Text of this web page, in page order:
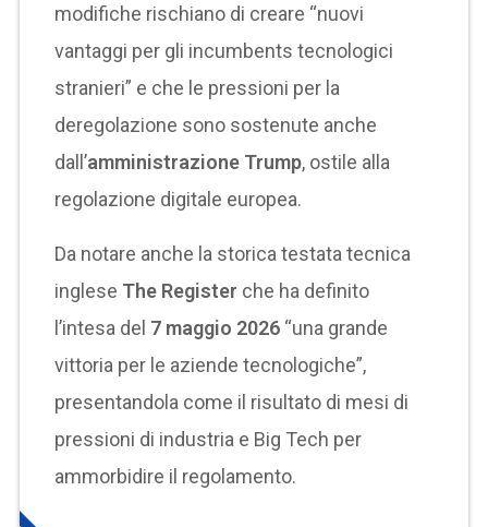
modifiche rischiano di creare “nuovi
vantaggi per gli incumbents tecnologici
stranieri” e che le pressioni per la
deregolazione sono sostenute anche
dall’amministrazione Trump, ostile alla
regolazione digitale europea.
Da notare anche la storica testata tecnica
inglese The Register che ha definito
l’intesa del 7 maggio 2026 “una grande
vittoria per le aziende tecnologiche”,
presentandola come il risultato di mesi di
pressioni di industria e Big Tech per
ammorbidire il regolamento.